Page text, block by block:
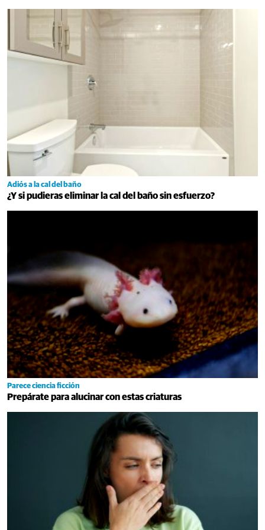
Adiós a la cal del baño
¿Y si pudieras eliminar la cal del baño sin esfuerzo?
Parece ciencia ficción
Prepárate para alucinar con estas criaturas